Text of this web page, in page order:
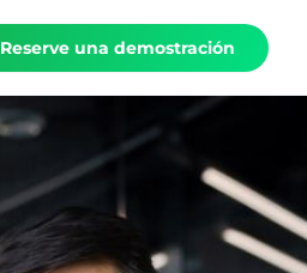
Reserve una demostración